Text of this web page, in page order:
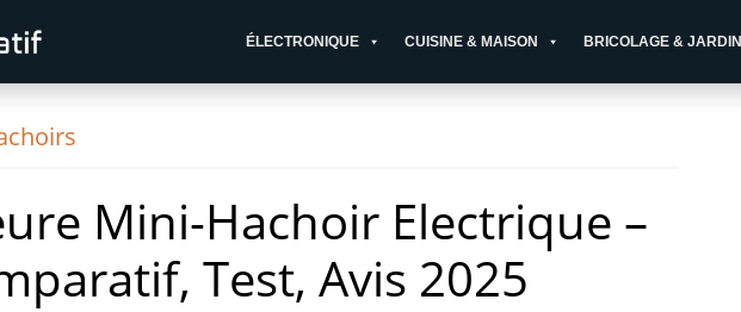
ÉLECTRONIQUE CUISINE & MAISON BRICOLAGE & JARDIN
Mini-Hachoir Electrique –
Test, Avis 2025